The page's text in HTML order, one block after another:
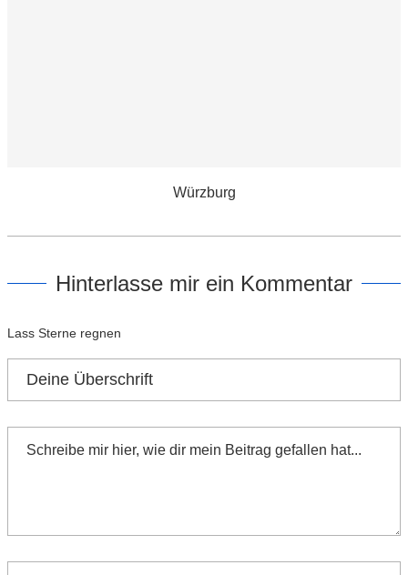
Würzburg
Hinterlasse mir ein Kommentar
Lass Sterne regnen